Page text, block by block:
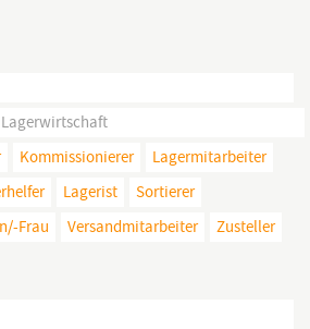
Kommissionierer
Lagermitarbeiter
Lagerist
Sortierer
Frau
Versandmitarbeiter Zusteller